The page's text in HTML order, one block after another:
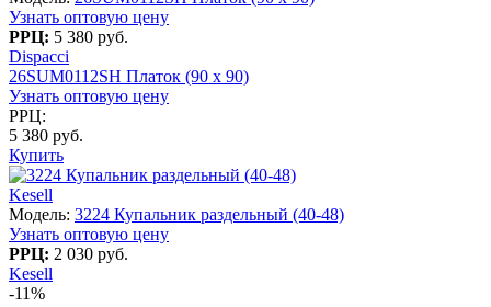
Узнать оптовую цену
РРЦ: 5 380 руб.
Dispacci
26SUM0112SH Платок (90 х 90)
Узнать оптовую цену
РРЦ:
5 380 руб.
Купить
Kesell
Модель: 3224 Купальник раздельный (40-48)
Узнать оптовую цену
РРЦ: 2 030 руб.
Kesell
-11%